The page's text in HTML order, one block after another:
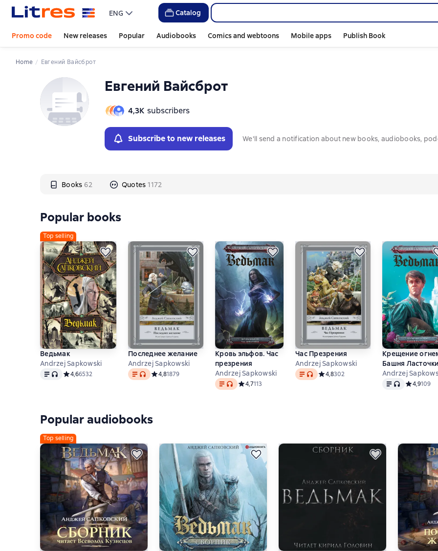
ENG Catalog
Promo code New releases Popular Audiobooks Comics and webtoons Mobile apps Publish Book
Home Евгений Вайсброт
Евгений Вайсброт
4,3К subscribers
Subscribe to new releases We'll send a notification about new books, audiobooks,
Books 62 Quotes 1172
Слайдер с книгами
Popular books
Top selling
Ведьмак
Andrzej Sapkowski
Text, audio format available
Средний рейтинг 4,6 на основе 6532 оценок
4,66532
Последнее желание
Andrzej Sapkowski
Text, audio format available
Средний рейтинг 4,8 на основе 1879 оценок
4,81879
Кровь эльфов. Час
презрения
Andrzej Sapkowski
Text, audio format available
Средний рейтинг 4,7 на основе 113 оценок
4,7113
Час Презрения
Andrzej Sapkowski
Text, audio format available
Средний рейтинг 4,8 на основе 302
4,8302
Крещение
Башня Ласточки
Andrzej
Text, audio format
Средний
4,9109
Слайдер с книгами
Popular audiobooks
Top selling